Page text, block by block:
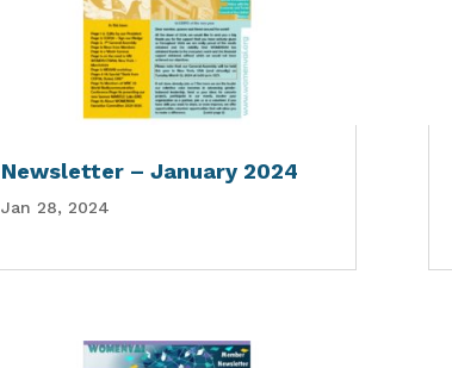
Newsletter – January 2024
Jan 28, 2024